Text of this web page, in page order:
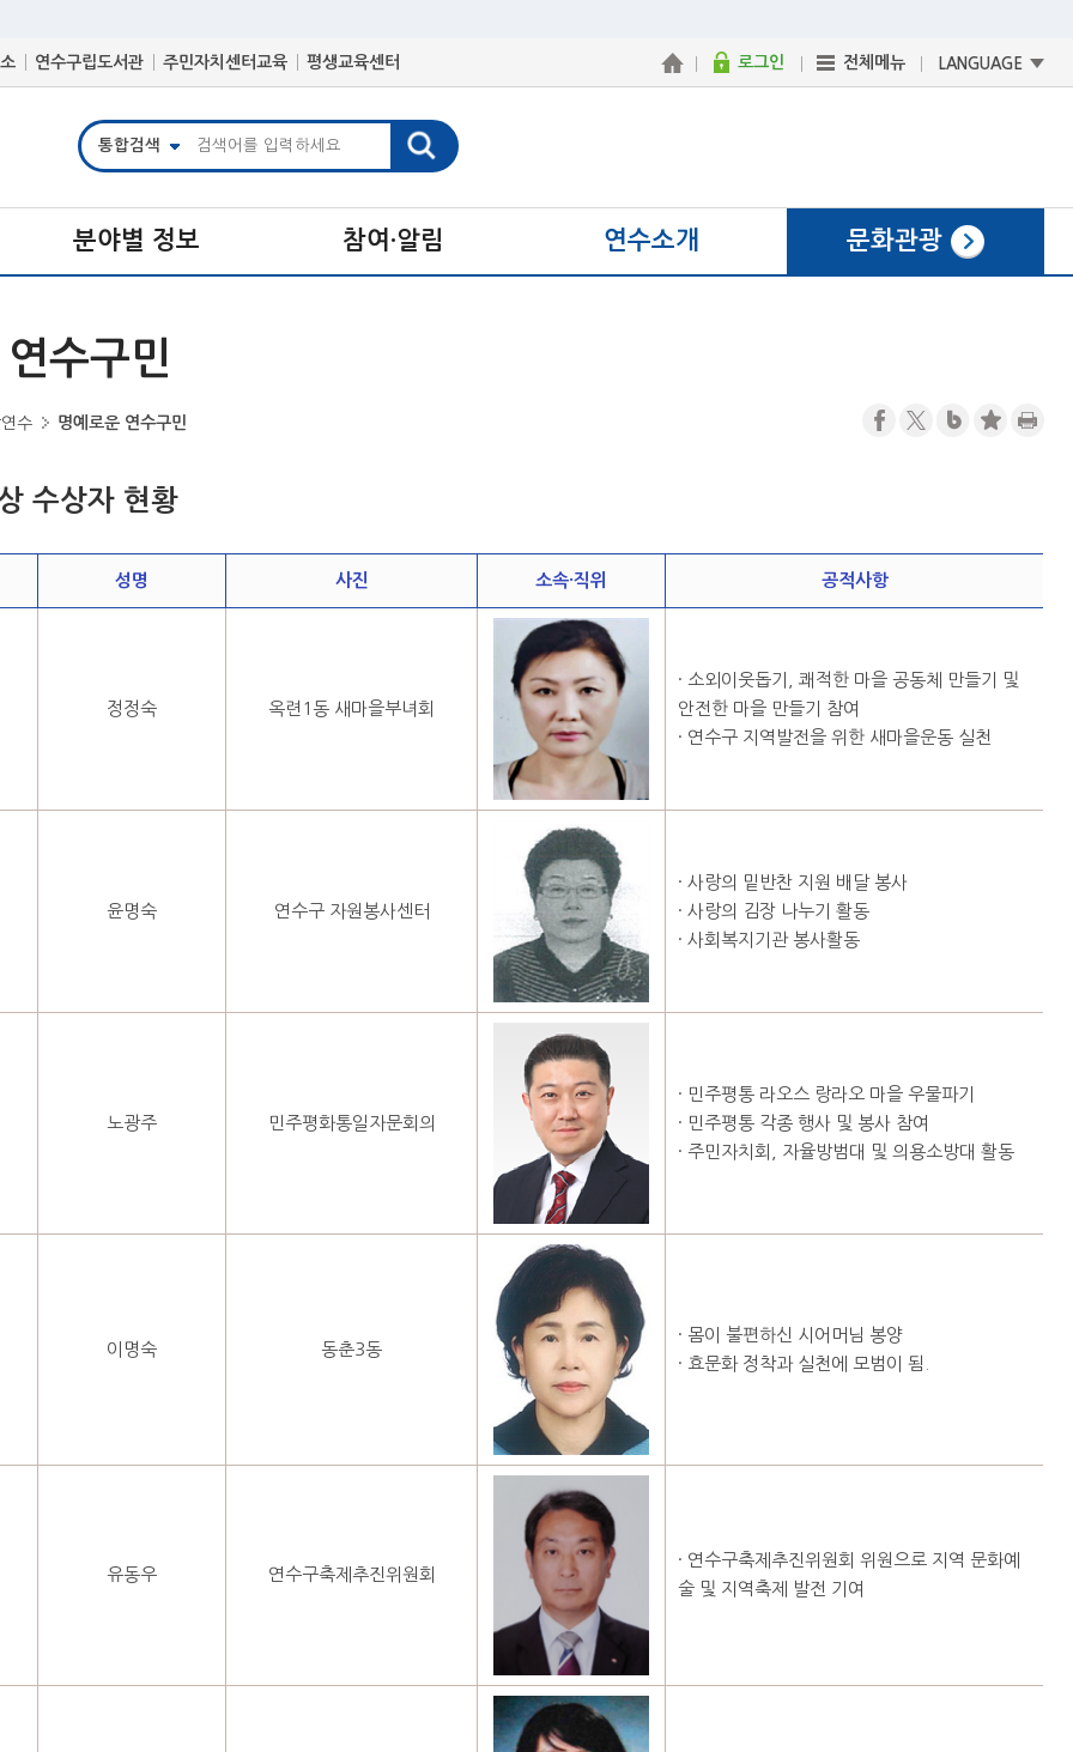
연수구립도서관 주민자치센터교육 평생교육센터 로그인 전체메뉴 LANGUAGE
분야별 정보 참여·알림 연수소개 문화관광
수구민
수 명예로운 연수구민
수상자 현황
성명 사진 소속·직위 공적사항
정정숙 옥련1동 새마을부녀회
· 소외이웃돕기, 쾌적한 마을 공동체 만들기 및
안전한 마을 만들기 참여
· 연수구 지역발전을 위한 새마을운동 실천
윤명숙 연수구 자원봉사센터
· 사랑의 밑반찬 지원 배달 봉사
· 사랑의 김장 나누기 활동
· 사회복지기관 봉사활동
노광주 민주평화통일자문회의
· 민주평통 라오스 랑라오 마을 우물파기
· 민주평통 각종 행사 및 봉사 참여
· 주민자치회, 자율방범대 및 의용소방대 활동
이명숙 동춘3동
· 몸이 불편하신 시어머님 봉양
· 효문화 정착과 실천에 모범이 됨.
유동우 연수구축제추진위원회
· 연수구축제추진위원회 위원으로 지역 문화예
술 및 지역축제 발전 기여